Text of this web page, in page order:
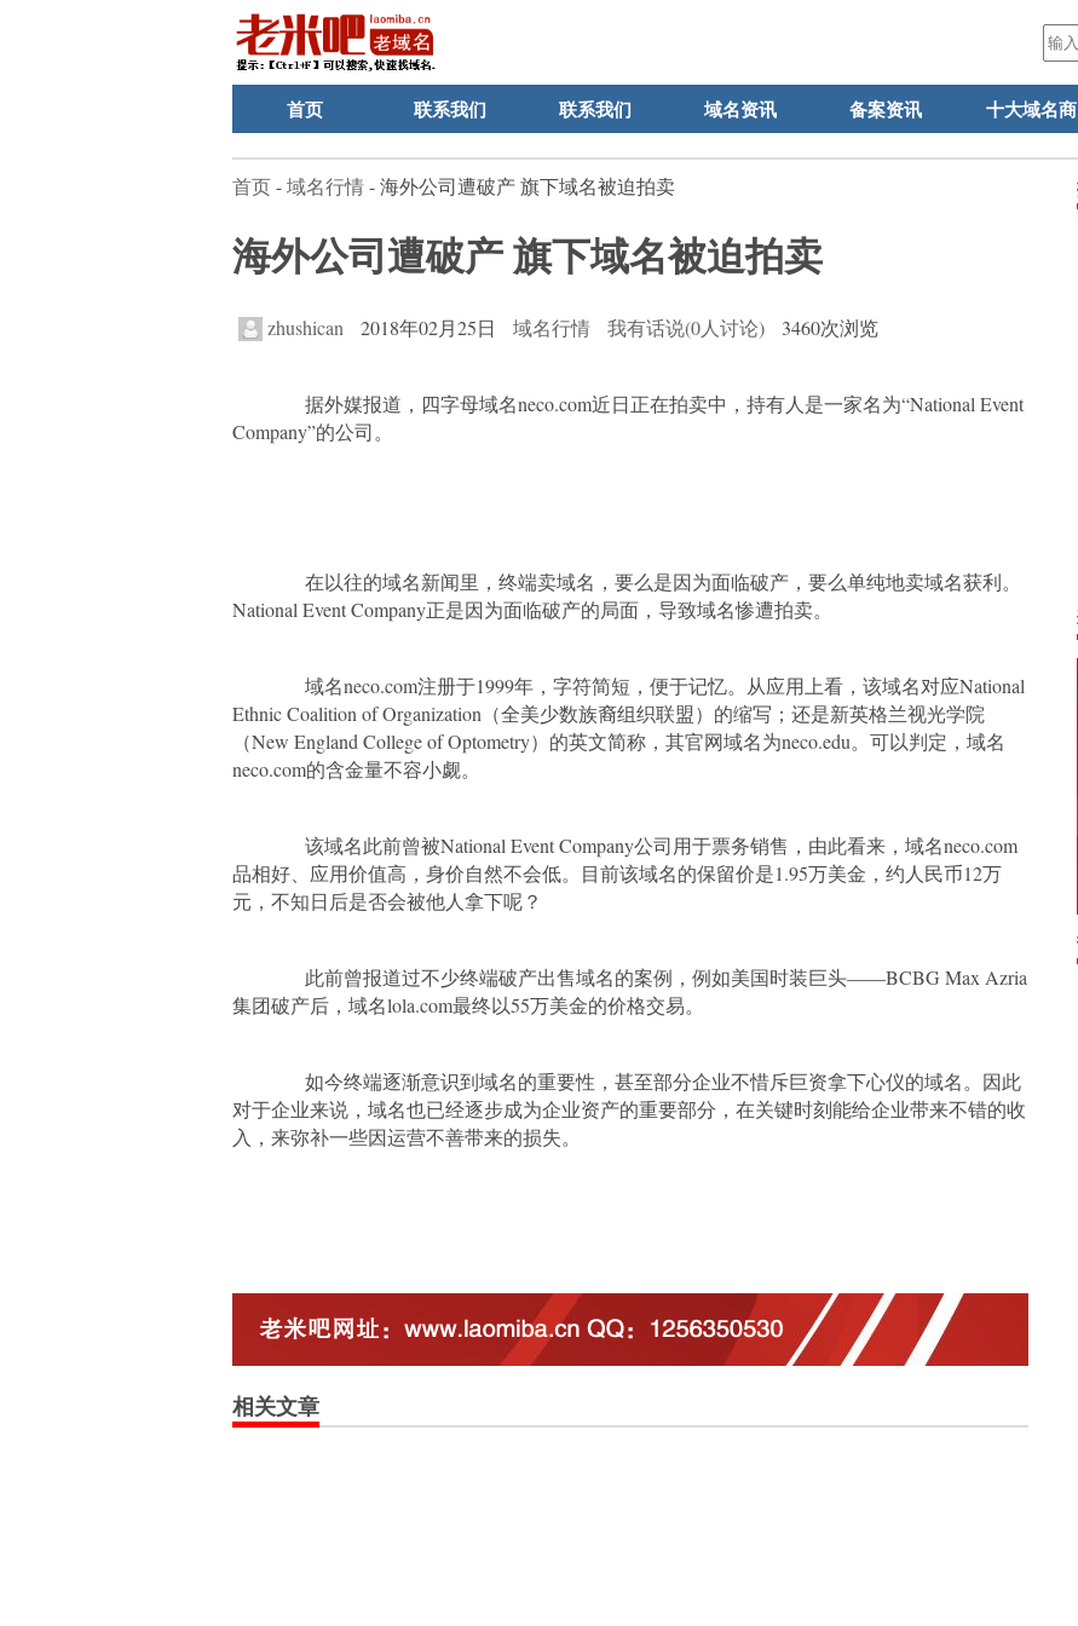
首页 联系我们 联系我们 域名资讯 备案资讯 十大域名商
首页-域名行情- 海外公司遭破产 旗下域名被迫拍卖
海外公司遭破产 旗下域名被迫拍卖
zhushican 2018年02月25日 域名行情 我有话说(0人讨论) 3460次浏览
据外媒报道，四字母域名neco.com近日正在拍卖中，持有人是一家名为“National Event
Company”的公司。
在以往的域名新闻里，终端卖域名，要么是因为面临破产，要么单纯地卖域名获利。
National Event Company正是因为面临破产的局面，导致域名惨遭拍卖。
域名neco.com注册于1999年，字符简短，便于记忆。从应用上看，该域名对应National
Ethnic Coalition of Organization（全美少数族裔组织联盟）的缩写；还是新英格兰视光学院
（New England College of Optometry）的英文简称，其官网域名为neco.edu。可以判定，域名
neco.com的含金量不容小觑。
该域名此前曾被National Event Company公司用于票务销售，由此看来，域名neco.com
品相好、应用价值高，身价自然不会低。目前该域名的保留价是1.95万美金，约人民币12万
元，不知日后是否会被他人拿下呢？
此前曾报道过不少终端破产出售域名的案例，例如美国时装巨头——BCBG Max Azria
集团破产后，域名lola.com最终以55万美金的价格交易。
如今终端逐渐意识到域名的重要性，甚至部分企业不惜斥巨资拿下心仪的域名。因此
对于企业来说，域名也已经逐步成为企业资产的重要部分，在关键时刻能给企业带来不错的收
入，来弥补一些因运营不善带来的损失。
相关文章